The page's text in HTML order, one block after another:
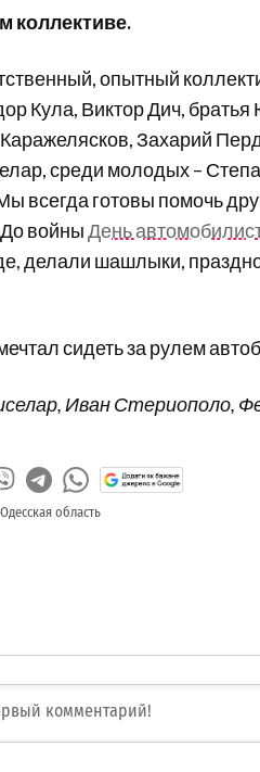
коллективе.
опытный
Кула, Виктор Дич,
Захарий
среди молодых –
всегда готовы помочь
войныДень
делали шашлыки,
сидеть за рулем
Иван Стериополо,
Одесская область